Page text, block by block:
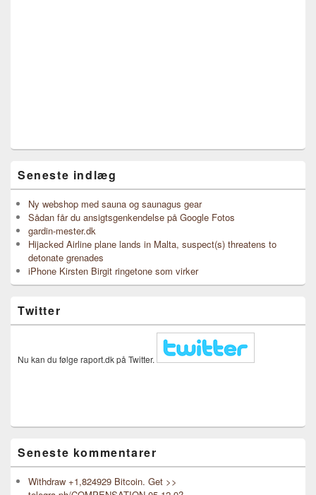
Seneste indlæg
Ny webshop med sauna og saunagus gear
Sådan får du ansigtsgenkendelse på Google Fotos
gardin-mester.dk
Hijacked Airline plane lands in Malta, suspect(s) threatens to
detonate grenades
iPhone Kirsten Birgit ringetone som virker
Twitter
Nu kan du følge raport.dk på Twitter.
Seneste kommentarer
Withdraw +1,824929 Bitcoin. Get >>